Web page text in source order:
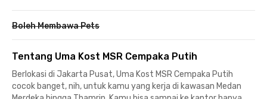
Boleh Membawa Pets
Tentang Uma Kost MSR Cempaka Putih
Berlokasi di Jakarta Pusat, Uma Kost MSR Cempaka Putih
cocok banget, nih, untuk kamu yang kerja di kawasan Medan